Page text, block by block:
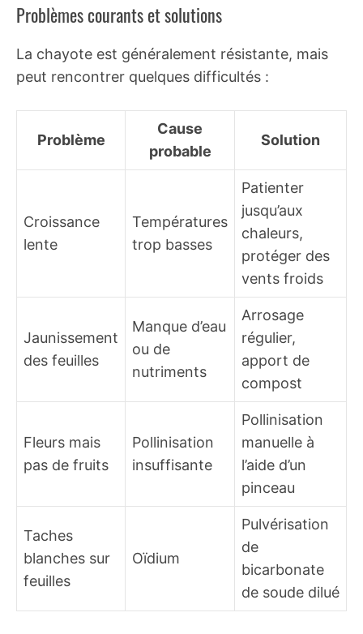
Problèmes courants et solutions
La chayote est généralement résistante, mais
peut rencontrer quelques difficultés :
Problème
Cause
probable
Solution
Croissance
lente
Températures
trop basses
Patienter
jusqu’aux
chaleurs,
protéger des
vents froids
Jaunissement
des feuilles
Manque d’eau
ou de
nutriments
Arrosage
régulier,
apport de
compost
Fleurs mais
pas de fruits
Pollinisation
insuffisante
Pollinisation
manuelle à
l’aide d’un
pinceau
Taches
blanches sur
feuilles
Oïdium
Pulvérisation
de
bicarbonate
de soude dilué